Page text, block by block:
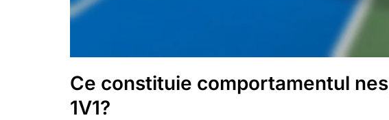
Ce constituie comportamentul
1V1?